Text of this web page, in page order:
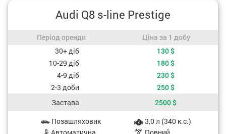
Audi Q8 s-line Prestige
Період оренди / Ціна за 1 добу
Період оренди
Ціна за 1 добу
Вартість, залежно від періоду оренди
30+ діб 130$
10-29 діб
180$
4-9 діб
230$
2-3 доби
250$
Застава
2500$
Характеристики автоПозашляховик
3,0 л (340 к.с.)